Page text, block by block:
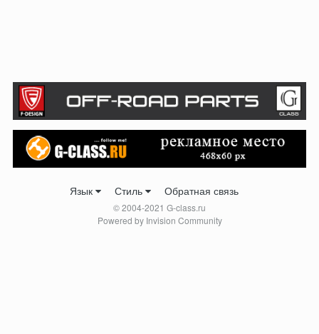
Язык Стиль Обратная связь
© 2004-2021 G-class.ru
Powered by Invision Community